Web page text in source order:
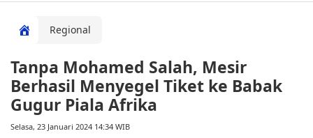
Regional
Tanpa Mohamed Salah, Mesir
Berhasil Menyegel Tiket ke Babak
Gugur Piala Afrika
Selasa, 23 Januari 2024 14:34 WIB